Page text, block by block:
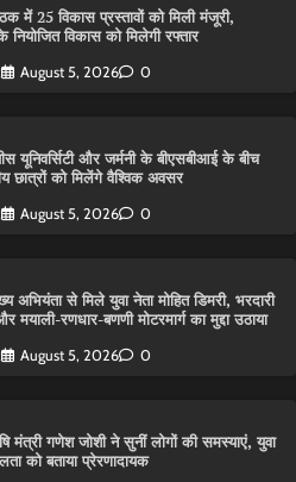
में 25 विकास प्रस्तावों को मिली मंजूरी,
नियोजित विकास को मिलेगी रफ्तार
August 5, 2026 0
यूनिवर्सिटी और जर्मनी के बीएसबीआई के बीच
छात्रों को मिलेंगे वैश्विक अवसर
August 5, 2026 0
से मिले युवा नेता मोहित डिमरी, भरदारी
मयाली-रणधार-बणणी मोटरमार्ग का मुद्दा उठाया
August 5, 2026 0
मंत्री गणेश जोशी ने सुनीं लोगों की समस्याएं, युवा
को बताया प्रेरणादायक